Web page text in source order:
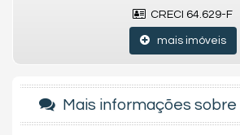
✔️ Lavanderia e dependência (se houver)
✔️ Vagas de garagem privativas
🏢Estrutura do edifício (se aplicável):
💪 Academia
🎉 Salão de festas
CRECI 64.629-F
mais imóveis
Mais informações